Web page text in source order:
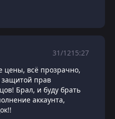
31/1215:27
всё прозрачно,
защитой прав
Брал, и буду брать
аккаунта,